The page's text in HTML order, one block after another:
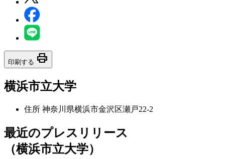
印刷する print
横浜市立大学
住所 神奈川県横浜市金沢区瀬戸22-2
最近のプレスリリース
（横浜市立大学）